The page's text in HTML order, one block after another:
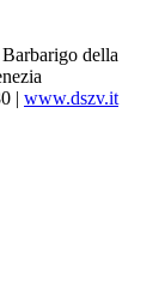
della
| www.dszv.it